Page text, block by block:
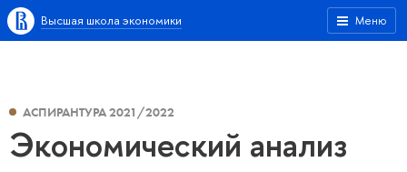
Меню
Высшая школа экономики
АСПИРАНТУРА 2021/2022
Экономический анализ